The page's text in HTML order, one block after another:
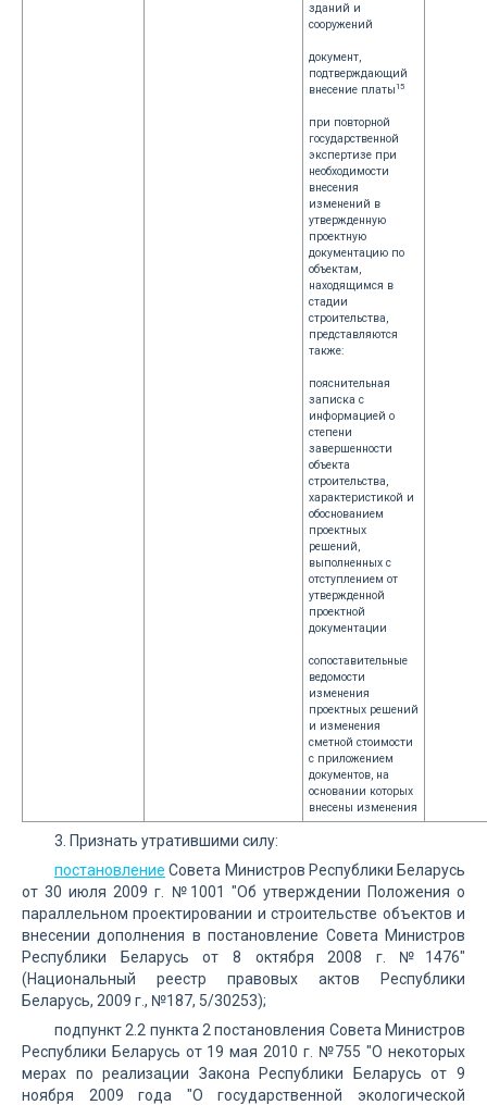
зданий и
сооружений
документ,
подтверждающий
внесение платы 15
при повторной
государственной
экспертизе при
необходимости
внесения
изменений в
утвержденную
проектную
документацию по
объектам,
находящимся в
стадии
строительства,
представляются
также:
пояснительная
записка с
информацией о
степени
завершенности
объекта
строительства,
характеристикой и
обоснованием
проектных
решений,
выполненных с
отступлением от
утвержденной
проектной
документации
сопоставительные
ведомости
изменения
проектных решений
и изменения
сметной стоимости
с приложением
документов, на
основании которых
внесены изменения
3. Признать утратившими силу:
постановление Совета Министров Республики Беларусь
от 30 июля 2009 г. №1001 "Об утверждении Положения о
параллельном проектировании и строительстве объектов и
внесении дополнения в постановление Совета Министров
Республики Беларусь от 8 октября 2008 г. №1476"
(Национальный реестр правовых актов Республики
Беларусь, 2009 г., №187, 5/30253);
подпункт 2.2 пункта 2 постановления Совета Министров
Республики Беларусь от 19 мая 2010 г. №755 "О некоторых
мерах по реализации Закона Республики Беларусь от 9
ноября 2009 года "О государственной экологической